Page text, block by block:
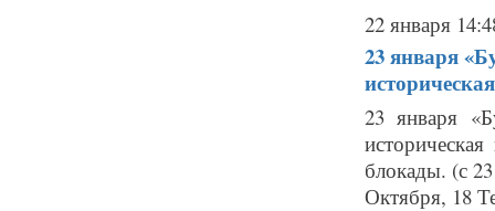
22 января
23 января
23 января
блокады. (с
Октября, 18